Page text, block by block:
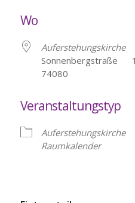
Wo
Auferstehungskirche
Sonnenbergstraße
74080
Veranstaltungstyp
Auferstehungskirche
Raumkalender